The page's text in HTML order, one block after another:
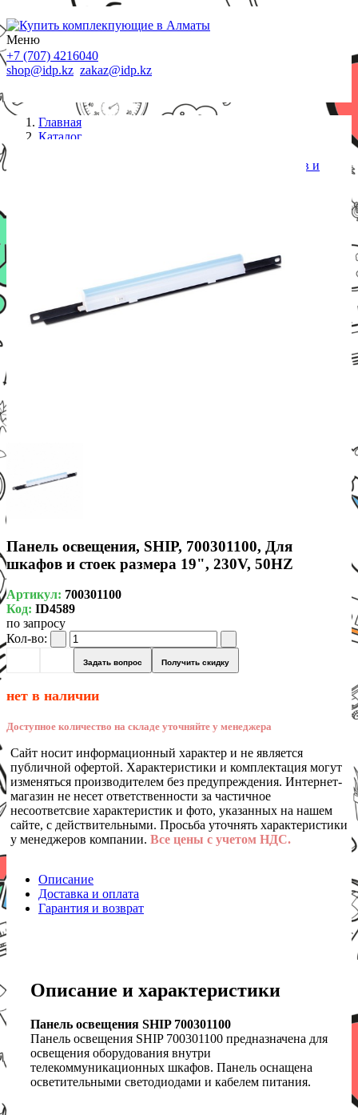
Меню
+7 (707) 4216040
shop@idp.kz zakaz@idp.kz
Главная
Каталог
Панель освещения, SHIP, 700301100, Для шкафов и
Панель освещения, SHIP, 700301100, Для
шкафов и стоек размера 19", 230V, 50HZ
Артикул: 700301100
Код: ID4589
по запросу
Кол-во:
Задать вопрос Получить скидку
нет в наличии
Доступное количество на складе уточняйте у менеджера
Сайт носит информационный характер и не является
публичной офертой. Характеристики и комплектация могут
изменяться производителем без предупреждения. Интернет-
магазин не несет ответственности за частичное
несоответсвие характеристик и фото, указанных на нашем
сайте, с действительными. Просьба уточнять характеристики
у менеджеров компании. Все цены с учетом НДС.
Описание
Доставка и оплата
Гарантия и возврат
Описание и характеристики
Панель освещения SHIP 700301100
Панель освещения SHIP 700301100 предназначена для
освещения оборудования внутри
телекоммуникационных шкафов. Панель оснащена
осветительными светодиодами и кабелем питания.